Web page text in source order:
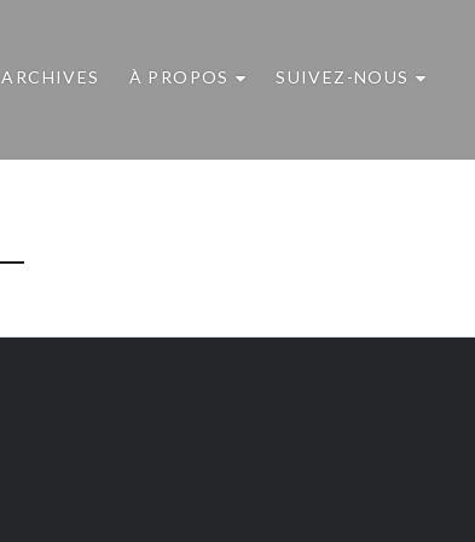
ARCHIVES À PROPOS SUIVEZ-NOUS